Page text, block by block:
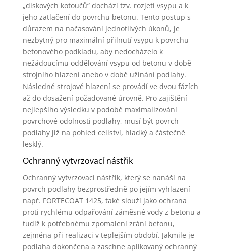
„diskových kotoučů“ dochází tzv. rozjetí vsypu a k
jeho zatlačení do povrchu betonu. Tento postup s
důrazem na načasování jednotlivých úkonů, je
nezbytný pro maximální přilnutí vsypu k povrchu
betonového podkladu, aby nedocházelo k
nežádoucímu oddělování vsypu od betonu v době
strojního hlazení anebo v době užínání podlahy.
Následné strojové hlazení se provádí ve dvou fázích
až do dosažení požadované úrovně. Pro zajištění
nejlepšího výsledku v podobě maximalizování
povrchové odolnosti podlahy, musí být povrch
podlahy již na pohled celiství, hladký a částečně
lesklý.
Ochranný vytvrzovací nástřik
Ochranný vytvrzovací nástřik, který se nanáší na
povrch podlahy bezprostředně po jejím vyhlazení
např. FORTECOAT 1425, také slouží jako ochrana
proti rychlému odpařování záměsné vody z betonu a
tudíž k potřebnému zpomalení zrání betonu,
zejména při realizaci v teplejším období. Jakmile je
podlaha dokončena a zaschne aplikovaný ochranný